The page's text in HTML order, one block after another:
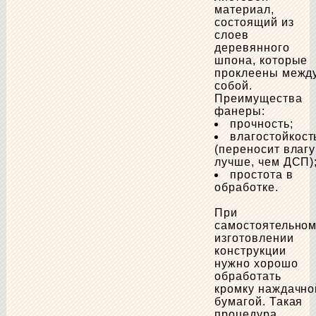
материал,
состоящий из
слоев
деревянного
шпона, которые
проклеены
собой.
Преимущества
фанеры:
прочность;
(переносит влагу
лучше, чем
простота в
обработке.
При
изготовлении
конструкции
нужно хорошо
обработать
кромку
бумагой. Такая